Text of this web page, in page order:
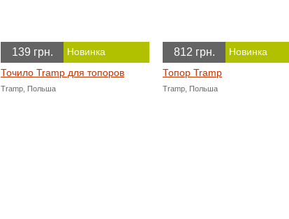
139 грн. Новинка
Точило Tramp для топоров
Tramp, Польша
812 грн. Новинка
Топор Tramp
Tramp, Польша